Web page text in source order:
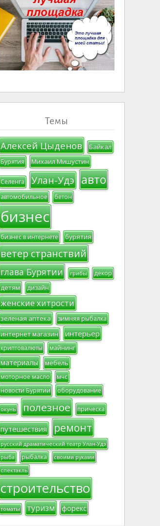
Темы
Алексей Цыденов Байкал
Бурятия Михаил Мишустин
Селенга Улан-Удэ авто
автомобильное бетон
бизнес
бизнес в интернете бурятия
ветер странствий
глава Бурятии грибы декор
детям дизайн
женские хитрости
зеленая аптека зимняя рыбалка
интернет магазин интерьер
криптовалюты майнинг
материалы мебель
моторное масло
мчс
новости Бурятии
оборудование
окунь полезное прическа
путешествия ремонт
русский драматический театр Улан-Удэ
рыба
рыбалка
своими руками
спектакль
строительство
томаты туризм форекс